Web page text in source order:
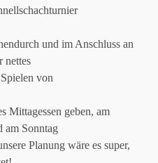
und im Anschluss an
nettes
von
Mittagessen geben, am
am Sonntag
Planung wäre es super,